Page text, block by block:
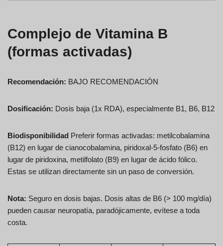
Complejo de Vitamina B
(formas activadas)
Recomendación: BAJO RECOMENDACIÓN
Dosificación: Dosis baja (1x RDA), especialmente B1, B6, B12
Biodisponibilidad Preferir formas activadas: metilcobalamina
(B12) en lugar de cianocobalamina, piridoxal-5-fosfato (B6) en
lugar de piridoxina, metilfolato (B9) en lugar de ácido fólico.
Estas se utilizan directamente sin un paso de conversión.
Nota: Seguro en dosis bajas. Dosis altas de B6 (> 100 mg/día)
pueden causar neuropatía, paradójicamente, evítese a toda
costa.